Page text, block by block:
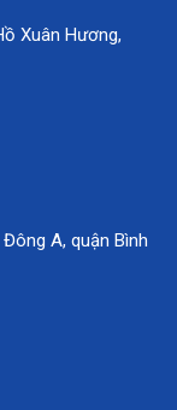
Xuân Hương,
A, quận Bình